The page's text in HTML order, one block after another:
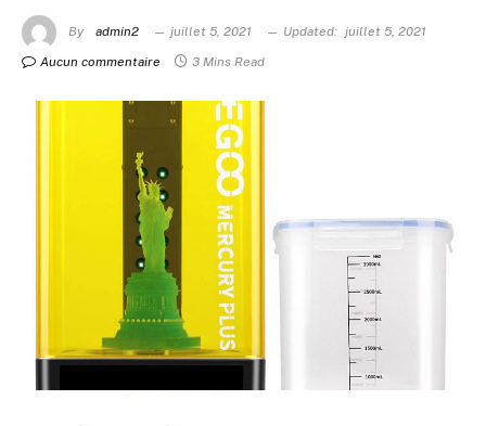
By admin2 juillet 5, 2021 Updated: juillet 5, 2021
Aucun commentaire
3 Mins Read